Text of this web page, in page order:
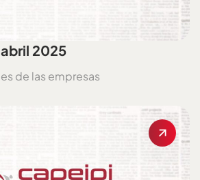
2025
de las empresas